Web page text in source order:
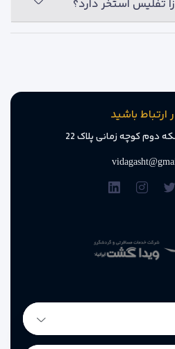
و تفریحی هتل
متنوعی دارد تا اقامت مهمانان را
این هتل برای سفرهای خانوادگی،
تفلیس استخر دارد؟
ارتباط باشید
دوم کوچه زمانی پلاک 22